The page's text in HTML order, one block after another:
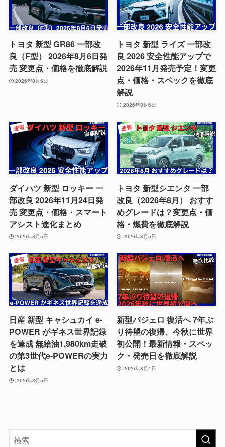
トヨタ 新型 GR86 一部改
良（F型） 2026年8月6日発
売 変更点・価格を徹底解説
2026年8月6日
トヨタ 新型 ライズ 一部改
良 2026 安全性能アップで
2026年11月発売予定！変更
点・価格・スペックを徹底
解説
2026年8月6日
ダイハツ 新型 ロッキー 一
部改良 2026年11月24日発
売 変更点・価格・スマート
アシスト進化まとめ
2026年8月5日
トヨタ 新型シエンタ 一部
改良（2026年8月） おすす
めグレードは？変更点・価
格・燃費を徹底解説
2026年8月5日
日産 新型 キャシュカイ e-
POWER がギネス世界記録
を達成 無給油1,980km走破
の第3世代e-POWERの実力
とは
2026年8月5日
新型パジェロ 復活へ 7年ぶ
り待望の復帰、今秋に世界
初公開！最新情報・スペッ
ク・発売日を徹底解説
2026年8月4日